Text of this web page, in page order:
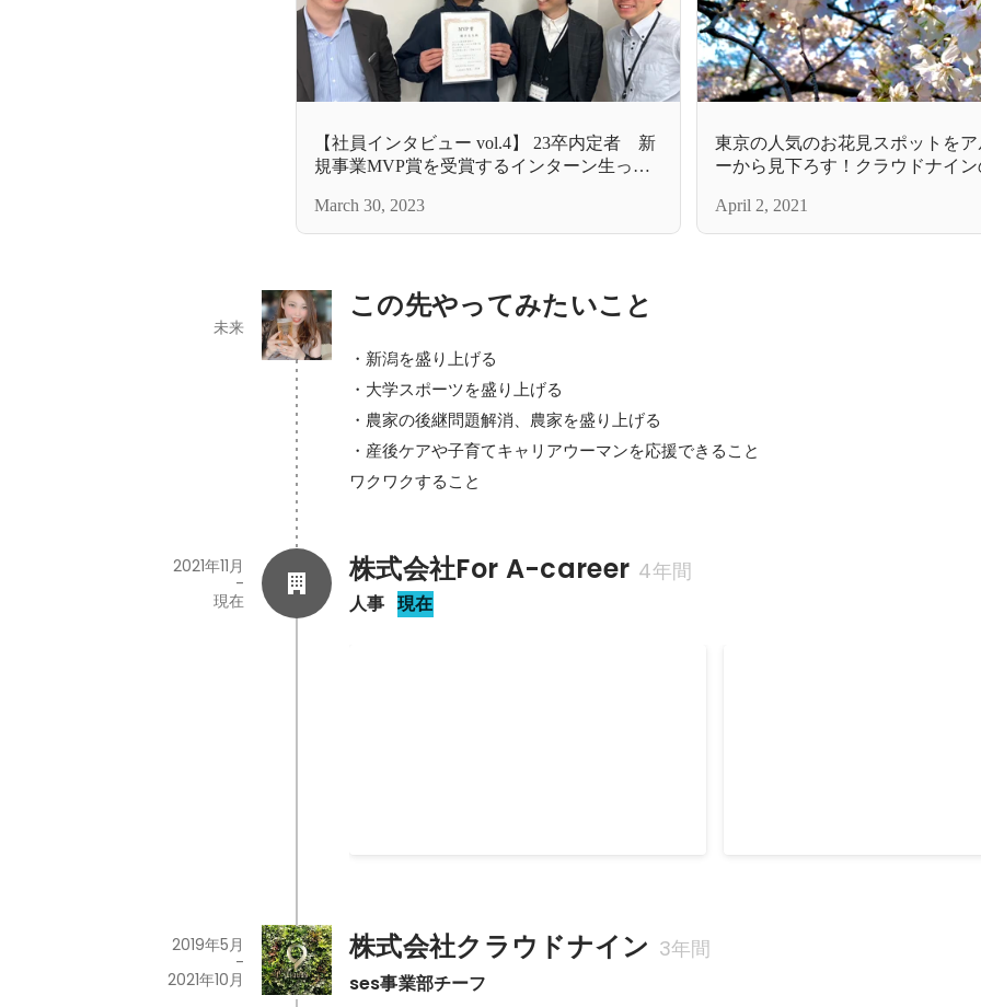
【社員インタビュー vol.4】 23卒内定者 新
規事業MVP賞を受賞するインターン生って
March 30, 2023
東京の人気のお花見スポットをア
ーから見下ろす！クラウドナイン
April 2, 2021
この先やってみたいこと
未来
・新潟を盛り上げる
・大学スポーツを盛り上げる
・農家の後継問題解消、農家を盛り上げる
・産後ケアや子育てキャリアウーマンを応援できること
ワクワクすること
株式会社For A-career 4年間
人事 現在
2021年11月
-
現在
株式会社クラウドナイン 3年間
ses事業部チーフ
2019年5月
-
2021年10月